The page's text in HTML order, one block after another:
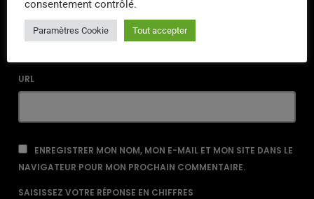
URL
ENREGISTRER MON NOM, MON E-MAIL ET MON SITE DANS LE
NAVIGATEUR POUR MON PROCHAIN COMMENTAIRE.
SAISISSEZ VOTRE RÉPONSE EN CHIFFRES
consentement contrôlé.
Paramètres Cookie Tout accepter